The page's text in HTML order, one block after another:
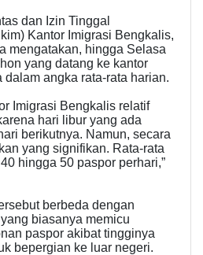
dan Izin Tinggal
Kantor Imigrasi Bengkalis,
mengatakan, hingga Selasa
yang datang ke kantor
angka rata-rata harian.
Imigrasi Bengkalis relatif
hari libur yang ada
berikutnya. Namun, secara
yang signifikan. Rata-rata
hingga 50 paspor perhari,”
berbeda dengan
biasanya memicu
paspor akibat tingginya
bepergian ke luar negeri.